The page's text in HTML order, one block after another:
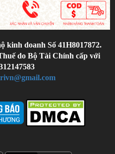
kinh doanh Số 41H8017872.
do Bộ Tài Chính cấp với